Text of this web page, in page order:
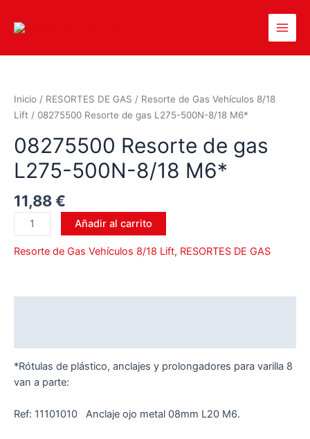
Inicio / RESORTES DE GAS / Resorte de Gas Vehículos 8/18
Lift / 08275500 Resorte de gas L275-500N-8/18 M6*
08275500 Resorte de gas
L275-500N-8/18 M6*
11,88€
Añadir al carrito
Resorte de Gas Vehículos 8/18 Lift, RESORTES DE GAS
*Rótulas de plástico, anclajes y prolongadores para varilla 8
van a parte:
Ref: 11101010 Anclaje ojo metal 08mm L20 M6.